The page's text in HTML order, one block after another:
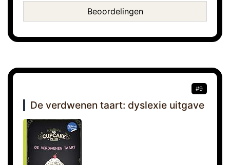
Beoordelingen
#9
De verdwenen taart: dyslexie uitgave